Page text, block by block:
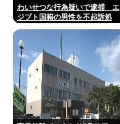
わいせつな行為疑いで逮捕 エ
ジプト国籍の男性を不起訴処